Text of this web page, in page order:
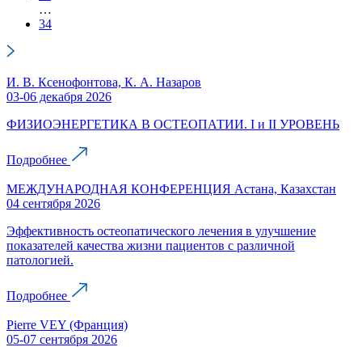
…
34
И. В. Ксенофонтова, К. А. Назаров
03-06 декабря 2026
ФИЗИОЭНЕРГЕТИКА В ОСТЕОПАТИИ. I и II УРОВЕНЬ
Подробнее
МЕЖДУНАРОДНАЯ КОНФЕРЕНЦИЯ Астана, Казахстан
04 сентября 2026
Эффективность остеопатического лечения в улучшение
показателей качества жизни пациентов с различной
патологией.
Подробнее
Pierre VEY (Франция)
05-07 сентября 2026